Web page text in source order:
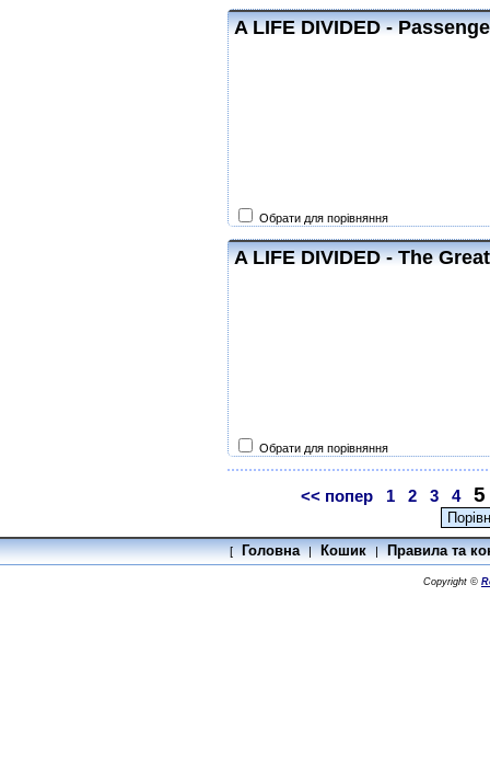
A LIFE DIVIDED -
Обрати для порівняння
A LIFE DIVIDED - The
Обрати для порівняння
<< попер 1 2 3 4 5
[ Головна | Кошик | Правила та
Copyright ©